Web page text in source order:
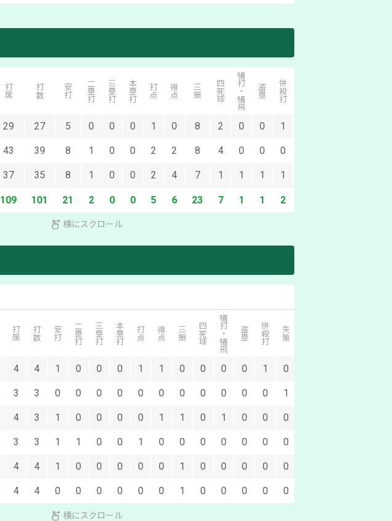
打席 打数 安打 二塁打 三塁打 本塁打 打点 得点 三振 四死球 犠打・犠飛 盗塁 併殺打
29 27 5 0 0 0 1 0 8 2 0 0 1
43 39 8 1 0 0 2 2 8 4 0 0 0
37 35 8 1 0 0 2 4 7 1 1 1 1
109 101 21 2 0 0 5 6 23 7 1 1 2
横にスクロール
打席 打数 安打 二塁打 三塁打 本塁打 打点 得点 三振 四死球 犠打・犠飛 盗塁 併殺打 失策
4 4 1 0 0 0 1 1 0 0 0 0 1 0
3 3 0 0 0 0 0 0 0 0 0 0 0 1
4 3 1 0 0 0 0 1 1 0 1 0 0 0
3 3 1 1 0 0 1 0 0 0 0 0 0 0
4 4 1 0 0 0 0 0 1 0 0 0 0 0
4 4 0 0 0 0 0 0 1 0 0 0 0 0
横にスクロール